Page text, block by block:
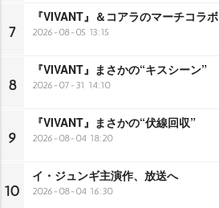
7
『VIVANT』＆コアラのマーチコラボ
2026-08-05 13:15
8
『VIVANT』まさかの“キスシーン”
2026-07-31 14:10
9
『VIVANT』まさかの“伏線回収”
2026-08-04 18:20
10
イ・ジュンギ主演作、放送へ
2026-08-04 16:30